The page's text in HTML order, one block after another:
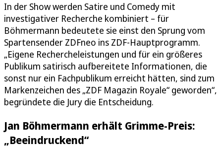
In der Show werden Satire und Comedy mit
investigativer Recherche kombiniert – für
Böhmermann bedeutete sie einst den Sprung vom
Spartensender ZDFneo ins ZDF-Hauptprogramm.
„Eigene Rechercheleistungen und für ein größeres
Publikum satirisch aufbereitete Informationen, die
sonst nur ein Fachpublikum erreicht hätten, sind zum
Markenzeichen des „ZDF Magazin Royale“ geworden“,
begründete die Jury die Entscheidung.
Jan Böhmermann erhält Grimme-Preis:
„Beeindruckend“